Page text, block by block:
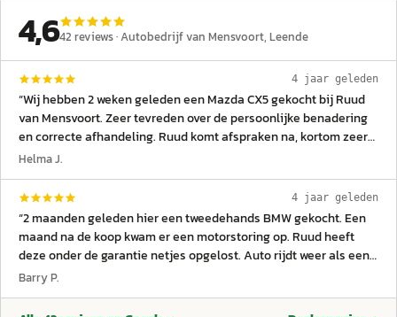
4,642 reviews ·Autobedrijf van Mensvoort, Leende
4 jaar geleden
“Wij hebben 2 weken geleden een Mazda CX5 gekocht bij Ruud
van Mensvoort. Zeer tevreden over de persoonlijke benadering
en correcte afhandeling. Ruud komt afspraken na, kortom zeer
betrouwbare garage.
Helma J.
4 jaar geleden
“2 maanden geleden hier een tweedehands BMW gekocht. Een
maand na de koop kwam er een motorstoring op. Ruud heeft
deze onder de garantie netjes opgelost. Auto rijdt weer als een
zonnetje. Kortom: een betrouwbare verkoper met prima
Barry P.